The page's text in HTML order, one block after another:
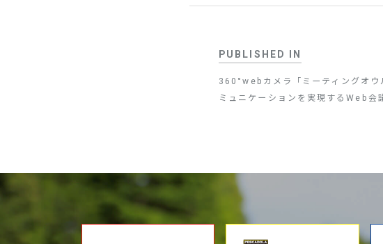
PUBLISHED IN
360°webカメラ「ミーティングオウ
ミュニケーションを実現するWeb会